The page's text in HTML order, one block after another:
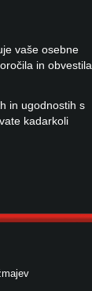
vaše osebne
in obvestila
in ugodnostih s
kadarkoli